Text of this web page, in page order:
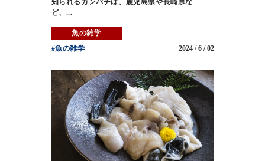
ど、...
魚の雑学
#魚の雑学
2024 / 6 / 02